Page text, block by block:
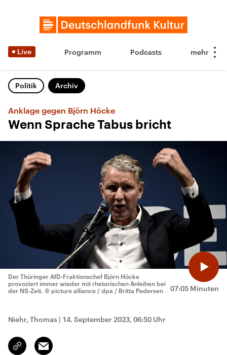
Live Programm Podcasts
Politik Archiv
Anklage gegen Björn Höcke
Wenn Sprache Tabus bricht
07:05 Minuten
Der Thüringer AfD-Fraktionschef Björn Höcke
provoziert immer wieder mit rhetorischen Anleihen bei
der NS-Zeit. © picture alliance / dpa / Britta Pedersen
Niehr, Thomas | 14. September 2023, 06:50 Uhr
Link
kopieren/teilen
Email